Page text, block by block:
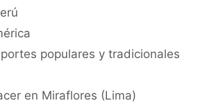
populares y tradicionales
en Miraflores (Lima)